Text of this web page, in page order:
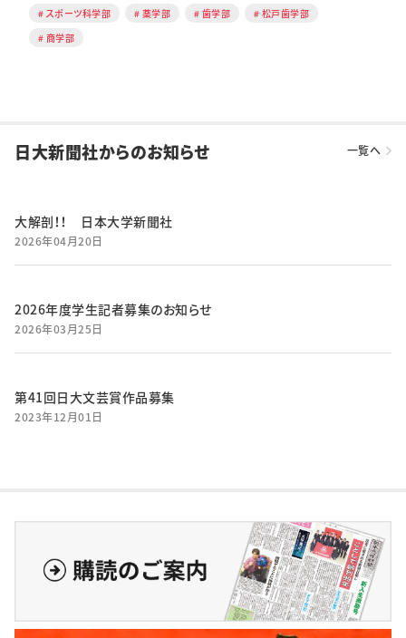
スポーツ科学部
薬学部 歯学部
松戸歯学部
商学部
日大新聞社からのお知らせ 一覧へ
大解剖！！ 日本大学新聞社
2026年04月20日
2026年度学生記者募集のお知らせ
2026年03月25日
第41回日大文芸賞作品募集
2023年12月01日